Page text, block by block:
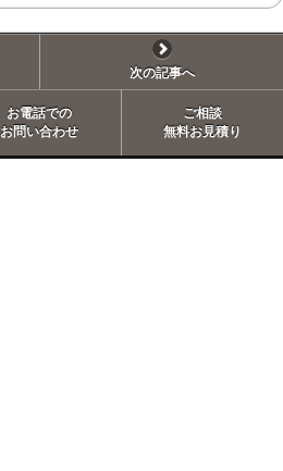
次の記事へ
お電話での
お問い合わせ
ご相談
無料お見積り